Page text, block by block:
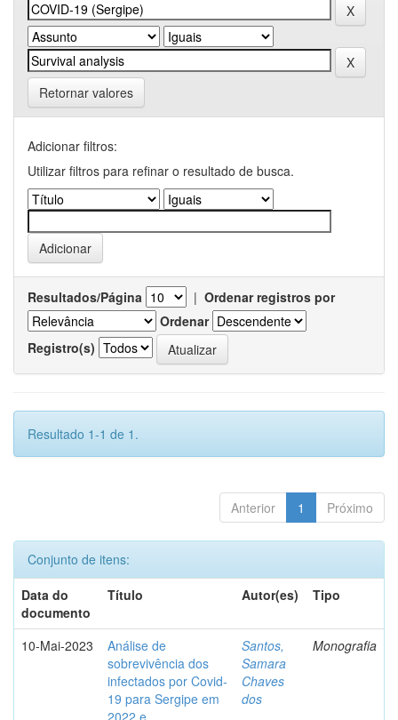
Retornar valores
Adicionar filtros:
Utilizar filtros para refinar o resultado de busca.
Resultados/Página | Ordenar registros por
Ordenar
Registro(s)
Resultado 1-1 de 1.
Anterior 1 Próximo
Conjunto de itens:
Data do
documento
Título Autor(es) Tipo
10-Mai-2023
Análise de
sobrevivência dos
infectados por Covid-
19 para Sergipe em
2022 e
Santos,
Samara
Chaves
dos
Monografia